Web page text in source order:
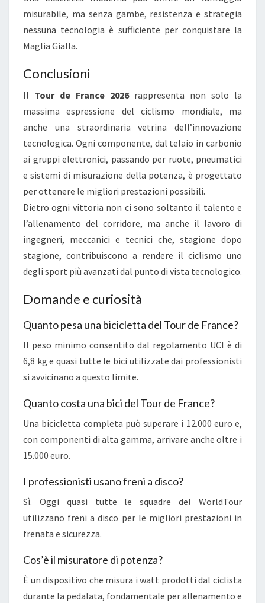
misurabile, ma senza gambe, resistenza e strategia
nessuna tecnologia è sufficiente per conquistare la
Maglia Gialla.
Conclusioni
Il Tour de France 2026rappresenta non solo la
massima espressione del ciclismo mondiale, ma
anche una straordinaria vetrina dell’innovazione
tecnologica. Ogni componente, dal telaio in carbonio
ai gruppi elettronici, passando per ruote, pneumatici
e sistemi di misurazione della potenza, è progettato
per ottenere le migliori prestazioni possibili.
Dietro ogni vittoria non ci sono soltanto il talento e
l’allenamento del corridore, ma anche il lavoro di
ingegneri, meccanici e tecnici che, stagione dopo
stagione, contribuiscono a rendere il ciclismo uno
degli sport più avanzati dal punto di vista tecnologico.
Domande e curiosità
Quanto pesa una bicicletta del Tour de France?
Il peso minimo consentito dal regolamento UCI è di
6,8 kg e quasi tutte le bici utilizzate dai professionisti
si avvicinano a questo limite.
Quanto costa una bici del Tour de France?
Una bicicletta completa può superare i 12.000 euro e,
con componenti di alta gamma, arrivare anche oltre i
15.000 euro.
I professionisti usano freni a disco?
Sì. Oggi quasi tutte le squadre del WorldTour
utilizzano freni a disco per le migliori prestazioni in
frenata e sicurezza.
Cos’è il misuratore di potenza?
È un dispositivo che misura i watt prodotti dal ciclista
durante la pedalata, fondamentale per allenamento e